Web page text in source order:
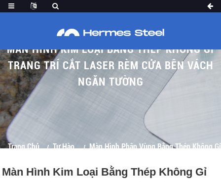
MÀN HÌNH KIM LOẠI BẰNG THÉP KHÔNG GỈ
TRANG TRÍ CẮT LASER RÈM CỬA BÊN VÁCH
NGĂN TƯỜNG
Trang Chủ Tự Hào Màn Hình Phân Vùng Bằng Thép Không Gỉ
Màn Hình Kim Loại Bằng Thép Không Gỉ